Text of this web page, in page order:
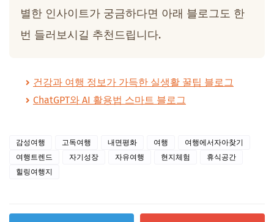
별한 인사이트가 궁금하다면 아래 블로그도 한
번 들러보시길 추천드립니다.
건강과 여행 정보가 가득한 실생활 꿀팁 블로그
ChatGPT와 AI 활용법 스마트 블로그
감성여행 고독여행 내면평화 여행
여행에서자아찾기
여행트렌드
자기성장 자유여행 현지체험
휴식공간
힐링여행지